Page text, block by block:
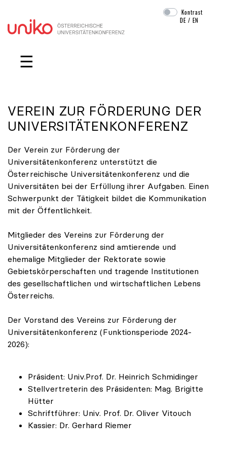
Navigation überspringen
Kontrast
DE /EN
☰
VEREIN ZUR FÖRDERUNG DER
UNIVERSITÄTENKONFERENZ
Der Verein zur Förderung der
Universitätenkonferenz unterstützt die
Österreichische Universitätenkonferenz und die
Universitäten bei der Erfüllung ihrer Aufgaben. Einen
Schwerpunkt der Tätigkeit bildet die Kommunikation
mit der Öffentlichkeit.
Mitglieder des Vereins zur Förderung der
Universitätenkonferenz sind amtierende und
ehemalige Mitglieder der Rektorate sowie
Gebietskörperschaften und tragende Institutionen
des gesellschaftlichen und wirtschaftlichen Lebens
Österreichs.
Der Vorstand des Vereins zur Förderung der
Universitätenkonferenz (Funktionsperiode 2024-
2026):
Präsident: Univ.Prof. Dr. Heinrich Schmidinger
Stellvertreterin des Präsidenten: Mag. Brigitte
Hütter
Schriftführer: Univ. Prof. Dr. Oliver Vitouch
Kassier: Dr. Gerhard Riemer